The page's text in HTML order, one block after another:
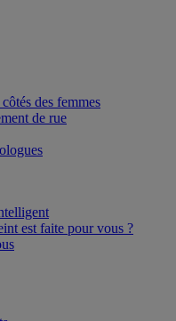
des femmes
de rue
est faite pour vous ?